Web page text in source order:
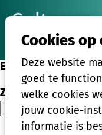
Cookies op
Deze website
goed te
welke cookies
jouw cookie-
informatie is
Eenmalige
Zoeken